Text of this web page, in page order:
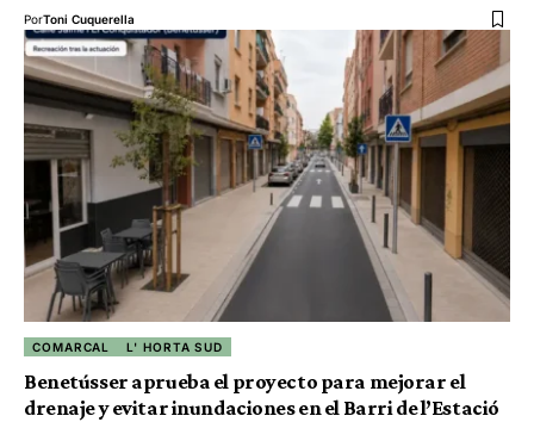
PorToni Cuquerella
COMARCAL L' HORTA SUD
Benetússer aprueba el proyecto para mejorar el
drenaje y evitar inundaciones en el Barri de l’Estació